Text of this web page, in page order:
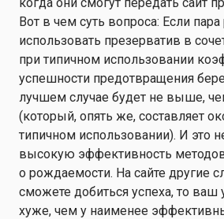
Вот в чем суть вопроса: Если
использовать презерватив в
при типичном использовании
успешности предотвращения
лучшем случае будет не выше,
(который, опять же, составляет
типичном использовании). И это
высокую эффективность
о рождаемости. На сайте другие
сможете добиться успеха, то ваш
хуже, чем у наименее